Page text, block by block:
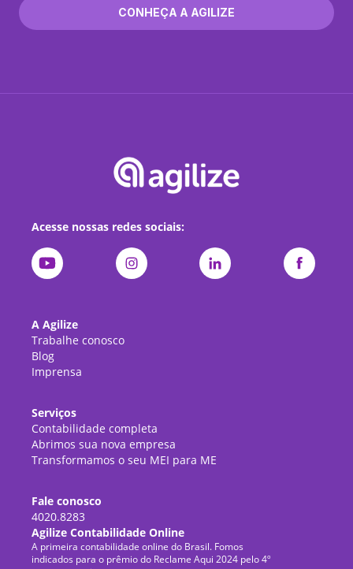
CONHEÇA A AGILIZE
Acesse nossas redes sociais:
A Agilize
Trabalhe conosco
Blog
Imprensa
Serviços
Contabilidade completa
Abrimos sua nova empresa
Transformamos o seu MEI para ME
Fale conosco
4020.8283
Agilize Contabilidade Online
A primeira contabilidade online do Brasil. Fomos
indicados para o prêmio do Reclame Aqui 2024 pelo 4º